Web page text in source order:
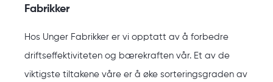
Fabrikker
Hos Unger Fabrikker er vi opptatt av å forbedre
driftseffektiviteten og bærekraften vår. Et av de
viktigste tiltakene våre er å øke sorteringsgraden av